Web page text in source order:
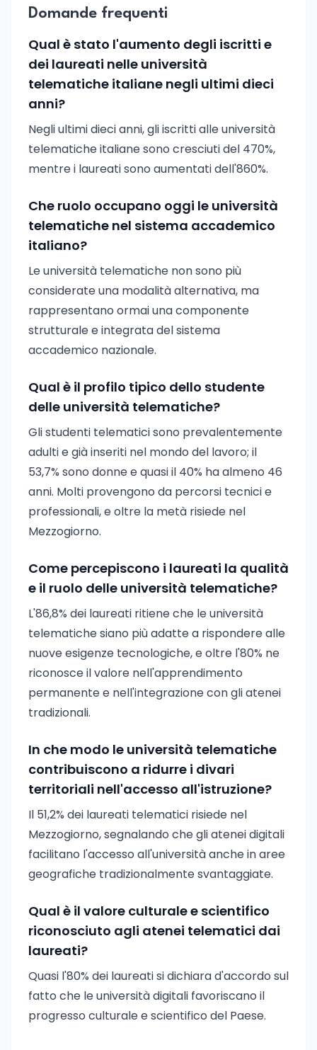
Domande frequenti
Qual è stato l'aumento degli iscritti e
dei laureati nelle università
telematiche italiane negli ultimi dieci
anni?
Negli ultimi dieci anni, gli iscritti alle università
telematiche italiane sono cresciuti del 470%,
mentre i laureati sono aumentati dell'860%.
Che ruolo occupano oggi le università
telematiche nel sistema accademico
italiano?
Le università telematiche non sono più
considerate una modalità alternativa, ma
rappresentano ormai una componente
strutturale e integrata del sistema
accademico nazionale.
Qual è il profilo tipico dello studente
delle università telematiche?
Gli studenti telematici sono prevalentemente
adulti e già inseriti nel mondo del lavoro; il
53,7% sono donne e quasi il 40% ha almeno 46
anni. Molti provengono da percorsi tecnici e
professionali, e oltre la metà risiede nel
Mezzogiorno.
Come percepiscono i laureati la qualità
e il ruolo delle università telematiche?
L'86,8% dei laureati ritiene che le università
telematiche siano più adatte a rispondere alle
nuove esigenze tecnologiche, e oltre l'80% ne
riconosce il valore nell'apprendimento
permanente e nell'integrazione con gli atenei
tradizionali.
In che modo le università telematiche
contribuiscono a ridurre i divari
territoriali nell'accesso all'istruzione?
Il 51,2% dei laureati telematici risiede nel
Mezzogiorno, segnalando che gli atenei digitali
facilitano l'accesso all'università anche in aree
geografiche tradizionalmente svantaggiate.
Qual è il valore culturale e scientifico
riconosciuto agli atenei telematici dai
laureati?
Quasi l'80% dei laureati si dichiara d'accordo sul
fatto che le università digitali favoriscano il
progresso culturale e scientifico del Paese.